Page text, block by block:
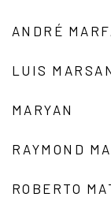
ANDRÉ
LUIS
MARYAN
RAYMOND
ROBERTO